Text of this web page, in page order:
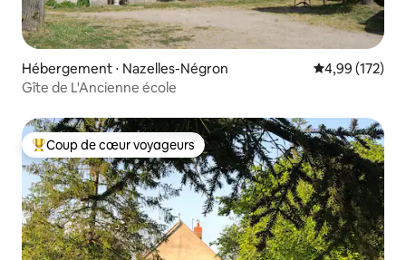
Hébergement ⋅ Nazelles-Négron Évaluation
4,99 (172)
Gîte de L'Ancienne école
Coups de cœur voyageurs les plus appréciés
Coup de cœur voyageurs